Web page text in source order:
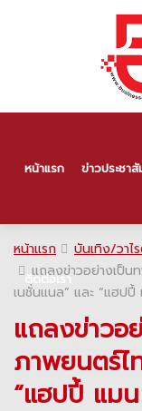
หน้าแรก ข่าวประชา
ติดต่อเรา
หน้าแรก
บันเทิง/วาไ
แถลงข่าวอย่างเป็น
เนชั่นแนล” และ “แฮป
แถลงข่าวอ
ภาพยนตร์ไ
“แฮปปี้ แม